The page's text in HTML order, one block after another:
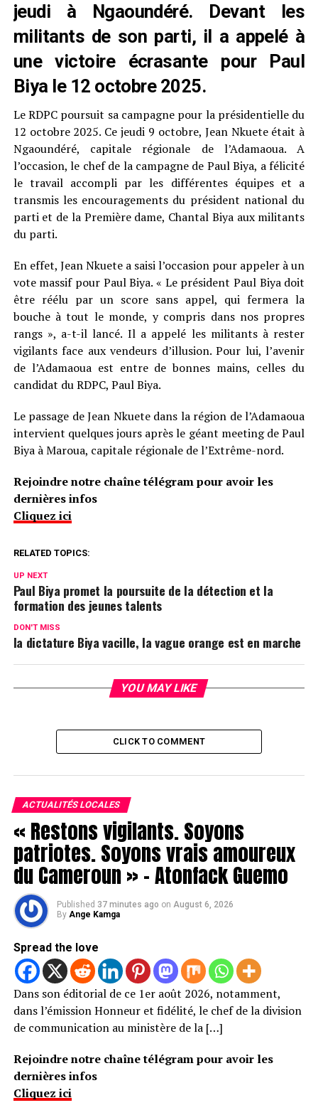
jeudi à Ngaoundéré. Devant les
militants de son parti, il a appelé à
une victoire écrasante pour Paul
Biya le 12 octobre 2025.
Le RDPC poursuit sa campagne pour la présidentielle du
12 octobre 2025. Ce jeudi 9 octobre, Jean Nkuete était à
Ngaoundéré, capitale régionale de l’Adamaoua. A
l’occasion, le chef de la campagne de Paul Biya, a félicité
le travail accompli par les différentes équipes et a
transmis les encouragements du président national du
parti et de la Première dame, Chantal Biya aux militants
du parti.
En effet, Jean Nkuete a saisi l’occasion pour appeler à un
vote massif pour Paul Biya. « Le président Paul Biya doit
être réélu par un score sans appel, qui fermera la
bouche à tout le monde, y compris dans nos propres
rangs », a-t-il lancé. Il a appelé les militants à rester
vigilants face aux vendeurs d’illusion. Pour lui, l’avenir
de l’Adamaoua est entre de bonnes mains, celles du
candidat du RDPC, Paul Biya.
Le passage de Jean Nkuete dans la région de l’Adamaoua
intervient quelques jours après le géant meeting de Paul
Biya à Maroua, capitale régionale de l’Extrême-nord.
Rejoindre notre chaîne télégram pour avoir les
dernières infos
Cliquez ici
RELATED TOPICS:
UP NEXT
Paul Biya promet la poursuite de la détection et la
formation des jeunes talents
DON'T MISS
la dictature Biya vacille, la vague orange est en marche
YOU MAY LIKE
CLICK TO COMMENT
ACTUALITÉS LOCALES
« Restons vigilants. Soyons
patriotes. Soyons vrais amoureux
du Cameroun » – Atonfack Guemo
Published 37 minutes ago on August 6, 2026
By Ange Kamga
Spread the love
Dans son éditorial de ce 1er août 2026, notamment,
dans l’émission Honneur et fidélité, le chef de la division
de communication au ministère de la […]
Rejoindre notre chaîne télégram pour avoir les
dernières infos
Cliquez ici